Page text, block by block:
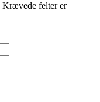
Krævede felter er